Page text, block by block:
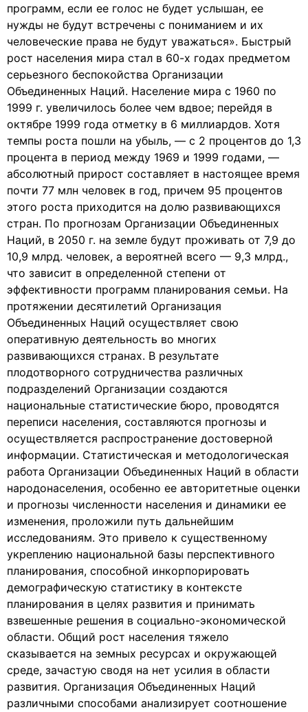
программ, если ее голос не будет услышан, ее
нужды не будут встречены с пониманием и их
человеческие права не будут уважаться». Быстрый
рост населения мира стал в 60-х годах предметом
серьезного беспокойства Организации
Объединенных Наций. Население мира с 1960 по
1999 г. увеличилось более чем вдвое; перейдя в
октябре 1999 года отметку в 6 миллиардов. Хотя
темпы роста пошли на убыль, — с 2 процентов до 1,3
процента в период между 1969 и 1999 годами, —
абсолютный прирост составляет в настоящее время
почти 77 млн человек в год, причем 95 процентов
этого роста приходится на долю развивающихся
стран. По прогнозам Организации Объединенных
Наций, в 2050 г. на земле будут проживать от 7,9 до
10,9 млрд. человек, а вероятней всего — 9,3 млрд.,
что зависит в определенной степени от
эффективности программ планирования семьи. На
протяжении десятилетий Организация
Объединенных Наций осуществляет свою
оперативную деятельность во многих
развивающихся странах. В результате
плодотворного сотрудничества различных
подразделений Организации создаются
национальные статистические бюро, проводятся
переписи населения, составляются прогнозы и
осуществляется распространение достоверной
информации. Статистическая и методологическая
работа Организации Объединенных Наций в области
народонаселения, особенно ее авторитетные оценки
и прогнозы численности населения и динамики ее
изменения, проложили путь дальнейшим
исследованиям. Это привело к существенному
укреплению национальной базы перспективного
планирования, способной инкорпорировать
демографическую статистику в контексте
планирования в целях развития и принимать
взвешенные решения в социально-экономической
области. Общий рост населения тяжело
сказывается на земных ресурсах и окружающей
среде, зачастую сводя на нет усилия в области
развития. Организация Объединенных Наций
различными способами анализирует соотношение